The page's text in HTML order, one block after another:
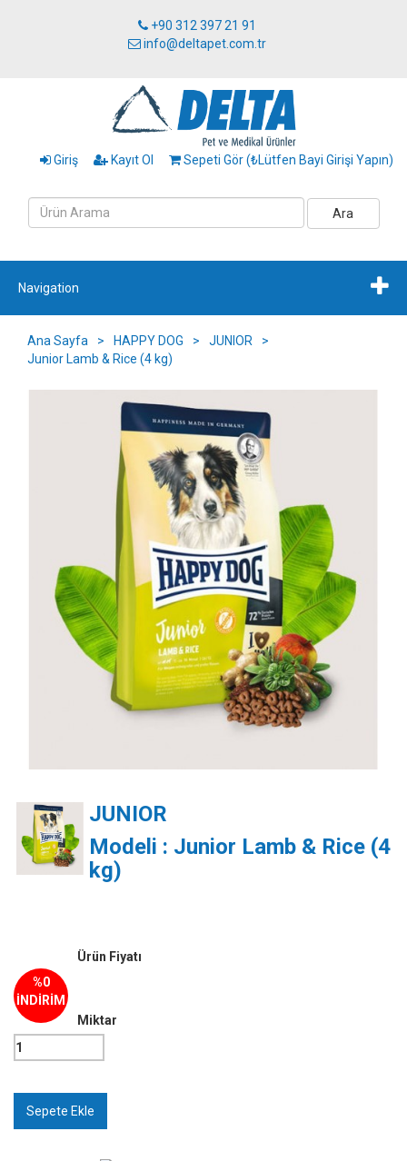
+90 312 397 21 91
info@deltapet.com.tr
Giriş Kayıt Ol Sepeti Gör (₺Lütfen Bayi Girişi Yapın)
Ara
Navigation
Ana Sayfa > HAPPY DOG > JUNIOR
>
Junior Lamb & Rice (4 kg)
JUNIOR
Modeli : Junior Lamb & Rice (4
kg)
%0
İNDİRİM
Ürün Fiyatı
Miktar